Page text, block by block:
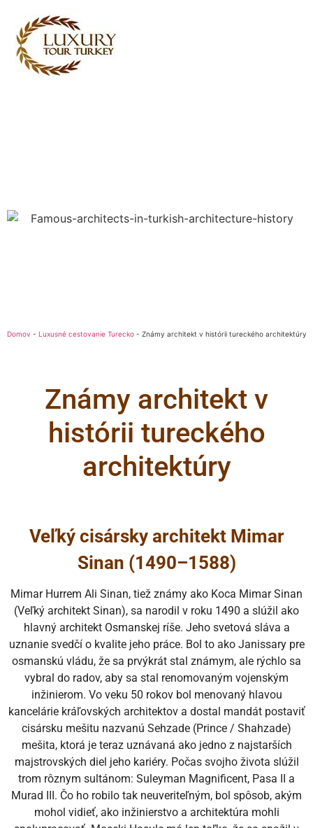
Domov - Luxusné cestovanie Turecko - Známy architekt v histórii tureckého architektúry
Známy architekt v
histórii tureckého
architektúry
Veľký cisársky architekt Mimar
Sinan (1490–1588)
Mimar Hurrem Ali Sinan, tiež známy ako Koca Mimar Sinan
(Veľký architekt Sinan), sa narodil v roku 1490 a slúžil ako
hlavný architekt Osmanskej ríše. Jeho svetová sláva a
uznanie svedčí o kvalite jeho práce. Bol to ako Janissary pre
osmanskú vládu, že sa prvýkrát stal známym, ale rýchlo sa
vybral do radov, aby sa stal renomovaným vojenským
inžinierom. Vo veku 50 rokov bol menovaný hlavou
kancelárie kráľovských architektov a dostal mandát postaviť
cisársku mešitu nazvanú Sehzade (Prince / Shahzade)
mešita, ktorá je teraz uznávaná ako jedno z najstarších
majstrovských diel jeho kariéry. Počas svojho života slúžil
trom rôznym sultánom: Suleyman Magnificent, Pasa II a
Murad III. Čo ho robilo tak neuveriteľným, bol spôsob, akým
mohol vidieť, ako inžinierstvo a architektúra mohli